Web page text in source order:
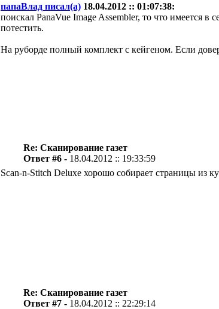
папаВлад писал(а)18.04.2012 :: 01:07:38:
поискал PanaVue Image Assembler, то что имеется
потестить.
На руборде полный комплект с кейгеном. Если
Re: Сканирование газет
Ответ #6 - 18.04.2012 :: 19:33:59
Scan-n-Stitch Deluxe хорошо собирает страницы из
Re: Сканирование газет
Ответ #7 - 18.04.2012 :: 22:29:14